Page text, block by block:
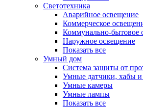
Светотехника
Аварийное освещение
Коммерческое
Коммунально-бытовое
Наружное освещение
Показать все
Умный дом
Система защиты от
Умные датчики, хабы и
Умные камеры
Умные лампы
Показать все